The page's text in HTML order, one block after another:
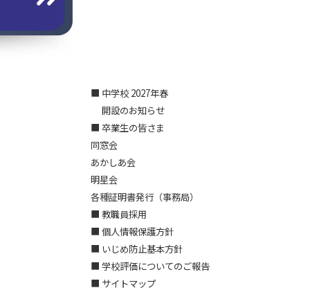
■ 中学校 2027年春
開設のお知らせ
■ 卒業生の皆さま
同窓会
あかしあ会
明星会
各種証明書発行（事務局）
■ 教職員採用
■ 個人情報保護方針
■ いじめ防止基本方針
■ 学校評価についてのご報告
■ サイトマップ